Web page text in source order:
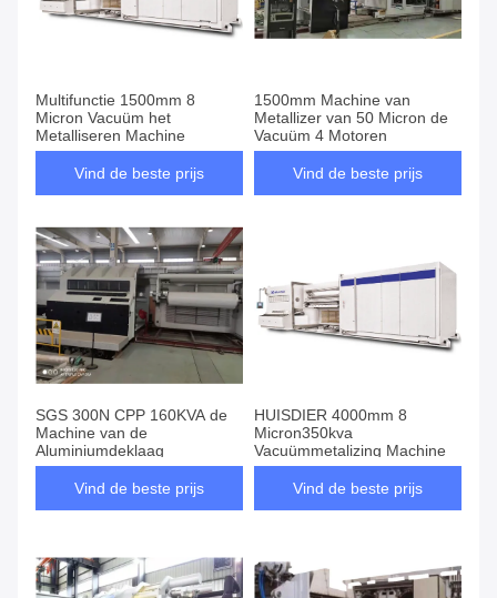
Multifunctie 1500mm 8
Micron Vacuüm het
Metalliseren Machine
Vind de beste prijs
1500mm Machine van
Metallizer van 50 Micron de
Vacuüm 4 Motoren
Vind de beste prijs
SGS 300N CPP 160KVA de
Machine van de
Aluminiumdeklaag
Vind de beste prijs
HUISDIER 4000mm 8
Micron350kva
Vacuümmetalizing Machine
Vind de beste prijs